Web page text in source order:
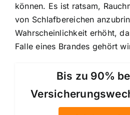
können. Es ist ratsam,
von Schlafbereichen
Wahrscheinlichkeit erhöht,
Falle eines Brandes gehört
Bis zu 90%